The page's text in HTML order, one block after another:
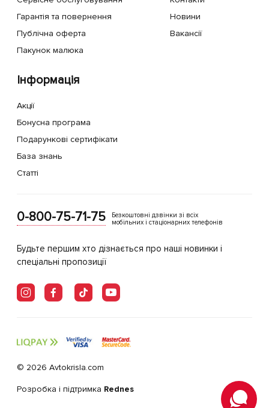
Гарантія та повернення
Публічна оферта
Пакунок малюка
Новини
Вакансії
Інформація
Акції
Бонусна програма
Подарункові сертифікати
База знань
Статті
0-800-75-71-75
Безкоштовні дзвінки зі всіх
мобільних і стаціонарних телефонів
Будьте першим хто дізнається про наші новинки і
спеціальні пропозиції
© 2026 Avtokrisla.com
Розробка і підтримка Rednes